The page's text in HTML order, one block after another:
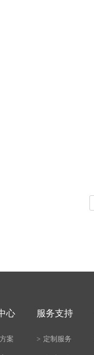
心
案
服务支持
> 定制服务